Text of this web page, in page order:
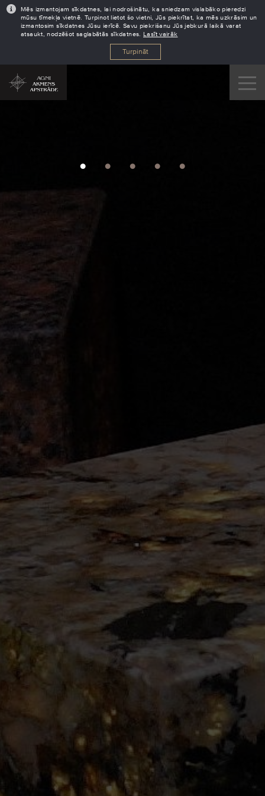
Mēs izmantojam sīkdatnes, lai nodrošinātu, ka sniedzam vislabāko pieredzi
mūsu tīmekļa vietnē. Turpinot lietot šo vietni, Jūs piekrītat, ka mēs uzkrāsim un
izmantosim sīkdatnes Jūsu ierīcē. Savu piekrišanu Jūs jebkurā laikā varat
atsaukt, nodzēšot saglabātās sīkdatnes. Lasīt vairāk
Turpināt